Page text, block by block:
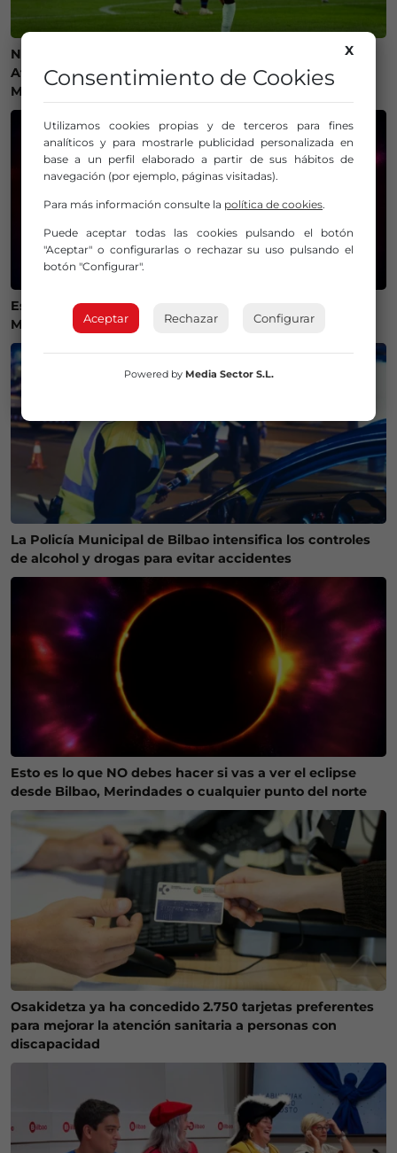
Ni camisetas ni bufandas: prohibidos los símbolos del
Athletic Club en el amistoso ante el Olympique de
Marsella
Estos son los mejores lugares de Bizkaia y Las
Merindades para ver el eclipse del 12 de agosto
La Policía Municipal de Bilbao intensifica los controles
de alcohol y drogas para evitar accidentes
Esto es lo que NO debes hacer si vas a ver el eclipse
desde Bilbao, Merindades o cualquier punto del norte
Osakidetza ya ha concedido 2.750 tarjetas preferentes
para mejorar la atención sanitaria a personas con
discapacidad
X
Consentimiento de Cookies
Utilizamos cookies propias y de terceros para fines
analíticos y para mostrarle publicidad personalizada en
base a un perfil elaborado a partir de sus hábitos de
navegación (por ejemplo, páginas visitadas).
Para más información consulte la política de cookies.
Puede aceptar todas las cookies pulsando el botón
"Aceptar" o configurarlas o rechazar su uso pulsando el
botón "Configurar".
Aceptar Rechazar Configurar
Powered by Media Sector S.L.